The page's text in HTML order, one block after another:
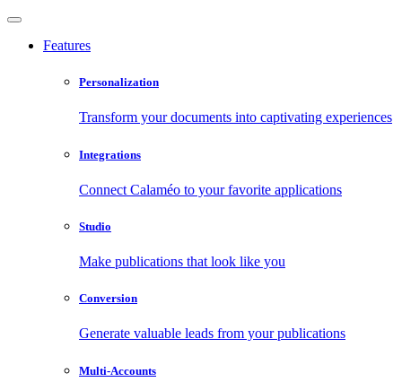
Features
Personalization
Transform your documents into captivating experiences
Integrations
Connect Calaméo to your favorite applications
Studio
Make publications that look like you
Conversion
Generate valuable leads from your publications
Multi-Accounts